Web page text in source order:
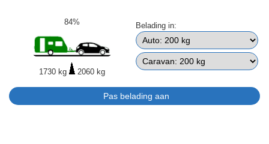
84%
1730 kg 2060 kg
Belading in: